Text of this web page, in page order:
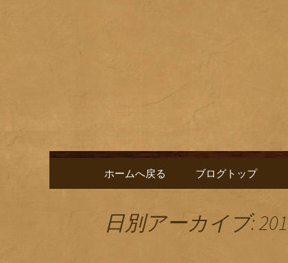
名古屋市
ゑ」のブ
名古屋市栄にある居酒
に合う肴を楽しめるお
コンテンツへ移動
ホームへ戻る ブログトップ
日別アーカイブ: